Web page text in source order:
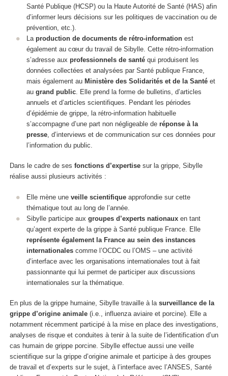
Santé Publique (HCSP) ou la Haute Autorité de Santé (HAS) afin
d’informer leurs décisions sur les politiques de vaccination ou de
prévention, etc.).
La production de documents de rétro-informationest
également au cœur du travail de Sibylle. Cette rétro-information
s’adresse aux professionnels de santéqui produisent les
données collectées et analysées par Santé publique France,
mais également au Ministère des Solidarités et de la Santéet
au grand public. Elle prend la forme de bulletins, d’articles
annuels et d’articles scientifiques. Pendant les périodes
d’épidémie de grippe, la rétro-information habituelle
s’accompagne d’une part non négligeable de réponse à la
presse, d’interviews et de communication sur ces données pour
l’information du public.
Dans le cadre de ses fonctions d’expertise sur la grippe, Sibylle
réalise aussi plusieurs activités :
Elle mène une veille scientifiqueapprofondie sur cette
thématique tout au long de l’année.
Sibylle participe aux groupes d’experts nationauxen tant
qu’agent experte de la grippe à Santé publique France. Elle
représente également la France au sein des instances
internationalescomme l’OCDC ou l’OMS – une activité
d’interface avec les organisations internationales tout à fait
passionnante qui lui permet de participer aux discussions
internationales sur la thématique.
En plus de la grippe humaine, Sibylle travaille à la surveillance de la
grippe d’origine animale (i.e., influenza aviaire et porcine). Elle a
notamment récemment participé à la mise en place des investigations,
analyses de risque et conduites à tenir à la suite de l’identification d’un
cas humain de grippe porcine. Sibylle effectue aussi une veille
scientifique sur la grippe d’origine animale et participe à des groupes
de travail et d’experts sur le sujet, à l’interface avec l’ANSES, Santé